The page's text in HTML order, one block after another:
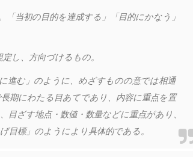
当初の目的を達成する」「目的にかなう」
し、方向づけるもの。
進む」のように、めざすものの意では相通
期にわたる目あてであり、内容に重点を置
ざす地点・数値・数量などに重点があり、
目標」のようにより具体的である。